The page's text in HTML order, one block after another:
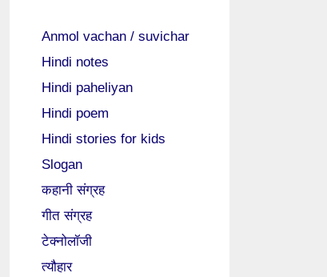
Anmol vachan / suvichar
Hindi notes
Hindi paheliyan
Hindi poem
Hindi stories for kids
Slogan
कहानी संग्रह
गीत संग्रह
टेक्नोलॉजी
त्यौहार